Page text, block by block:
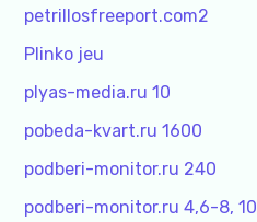
petrillosfreeport.com2
Plinko jeu
plyas-media.ru 10
pobeda-kvart.ru 1600
podberi-monitor.ru 240
podberi-monitor.ru 4,6-8, 10